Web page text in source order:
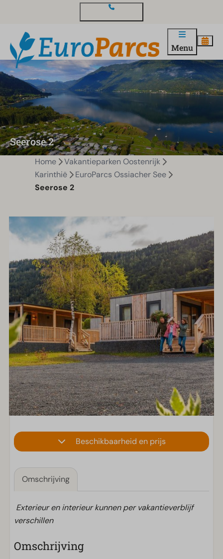
Menu
Seerose 2
Home
Vakantieparken Oostenrijk
Karinthië
EuroParcs Ossiacher See
Seerose 2
Beschikbaarheid en prijs
Omschrijving
Exterieur en interieur kunnen per vakantieverblijf
verschillen
Omschrijving